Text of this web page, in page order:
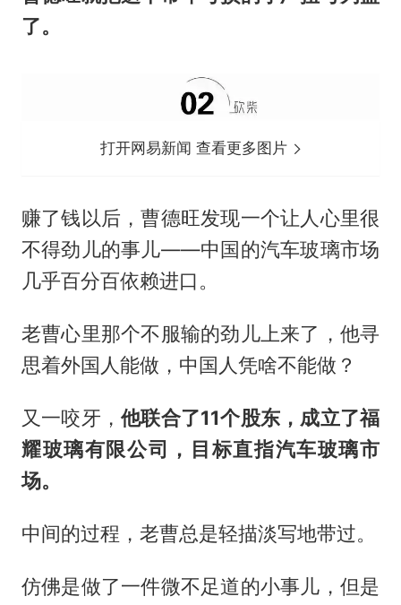
了。
打开网易新闻 查看更多图片
赚了钱以后，曹德旺发现一个让人心里很
不得劲儿的事儿——中国的汽车玻璃市场
几乎百分百依赖进口。
老曹心里那个不服输的劲儿上来了，他寻
思着外国人能做，中国人凭啥不能做？
又一咬牙，他联合了11个股东，成立了福
耀玻璃有限公司，目标直指汽车玻璃市
场。
中间的过程，老曹总是轻描淡写地带过。
仿佛是做了一件微不足道的小事儿，但是